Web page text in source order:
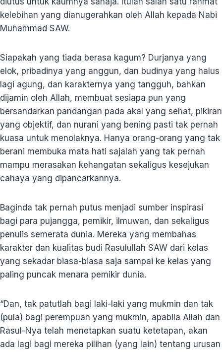
kelebihan yang dianugerahkan oleh Allah kepada Nabi
Muhammad SAW.
Siapakah yang tiada berasa kagum? Durjanya yang
elok, pribadinya yang anggun, dan budinya yang halus
lagi agung, dan karakternya yang tangguh, bahkan
dijamin oleh Allah, membuat sesiapa pun yang
bersandarkan pandangan pada akal yang sehat, pikiran
yang objektif, dan nurani yang bening pasti tak pernah
kuasa untuk menolaknya. Hanya orang-orang yang tak
berani membuka mata hati sajalah yang tak pernah
mampu merasakan kehangatan sekaligus kesejukan
cahaya yang dipancarkannya.
Baginda tak pernah putus menjadi sumber inspirasi
bagi para pujangga, pemikir, ilmuwan, dan sekaligus
penulis semerata dunia. Mereka yang membahas
karakter dan kualitas budi Rasulullah SAW dari kelas
yang sekadar biasa-biasa saja sampai ke kelas yang
paling puncak menara pemikir dunia.
“Dan, tak patutlah bagi laki-laki yang mukmin dan tak
(pula) bagi perempuan yang mukmin, apabila Allah dan
Rasul-Nya telah menetapkan suatu ketetapan, akan
ada lagi bagi mereka pilihan (yang lain) tentang urusan